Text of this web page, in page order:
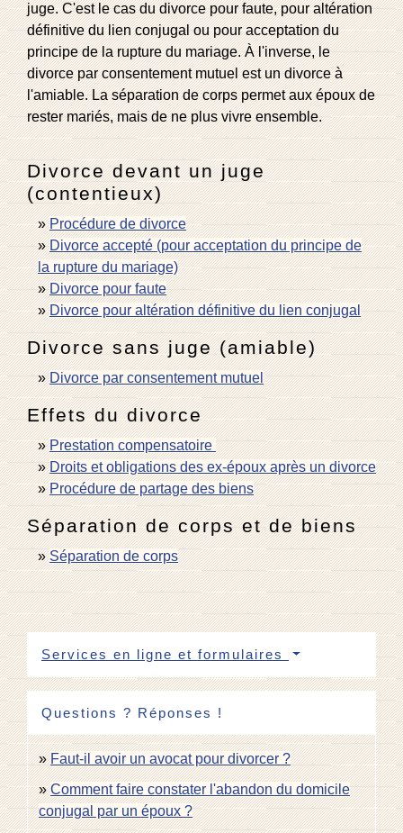
juge. C'est le cas du divorce pour faute, pour altération
définitive du lien conjugal ou pour acceptation du
principe de la rupture du mariage. À l'inverse, le
divorce par consentement mutuel est un divorce à
l'amiable. La séparation de corps permet aux époux de
rester mariés, mais de ne plus vivre ensemble.
Divorce devant un juge
(contentieux)
Procédure de divorce
Divorce accepté (pour acceptation du principe de
la rupture du mariage)
Divorce pour faute
Divorce pour altération définitive du lien conjugal
Divorce sans juge (amiable)
Divorce par consentement mutuel
Effets du divorce
Prestation compensatoire
Droits et obligations des ex-époux après un divorce
Procédure de partage des biens
Séparation de corps et de biens
Séparation de corps
Services en ligne et formulaires
Questions ? Réponses !
Faut-il avoir un avocat pour divorcer ?
Comment faire constater l'abandon du domicile
conjugal par un époux ?